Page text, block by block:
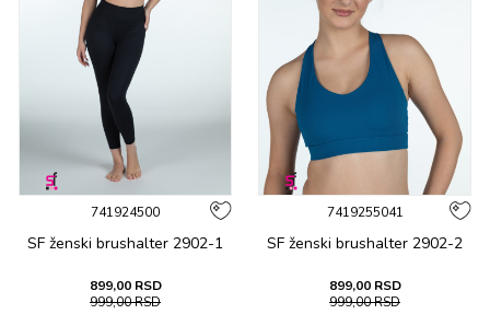
741924500
SF ženski brushalter 2902-1
899,00 RSD
999,00RSD
7419255041
SF ženski brushalter 2902-2
899,00 RSD
999,00RSD